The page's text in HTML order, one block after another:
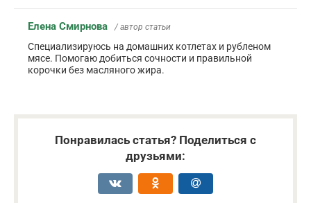
Елена Смирнова / автор статьи
Специализируюсь на домашних котлетах и рубленом
мясе. Помогаю добиться сочности и правильной
корочки без масляного жира.
Понравилась статья? Поделиться с
друзьями: